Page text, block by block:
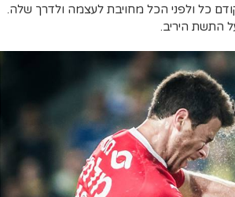
כל ולפני הכל מחויבת לעצמה ולדרך שלה.
התשת היריב.